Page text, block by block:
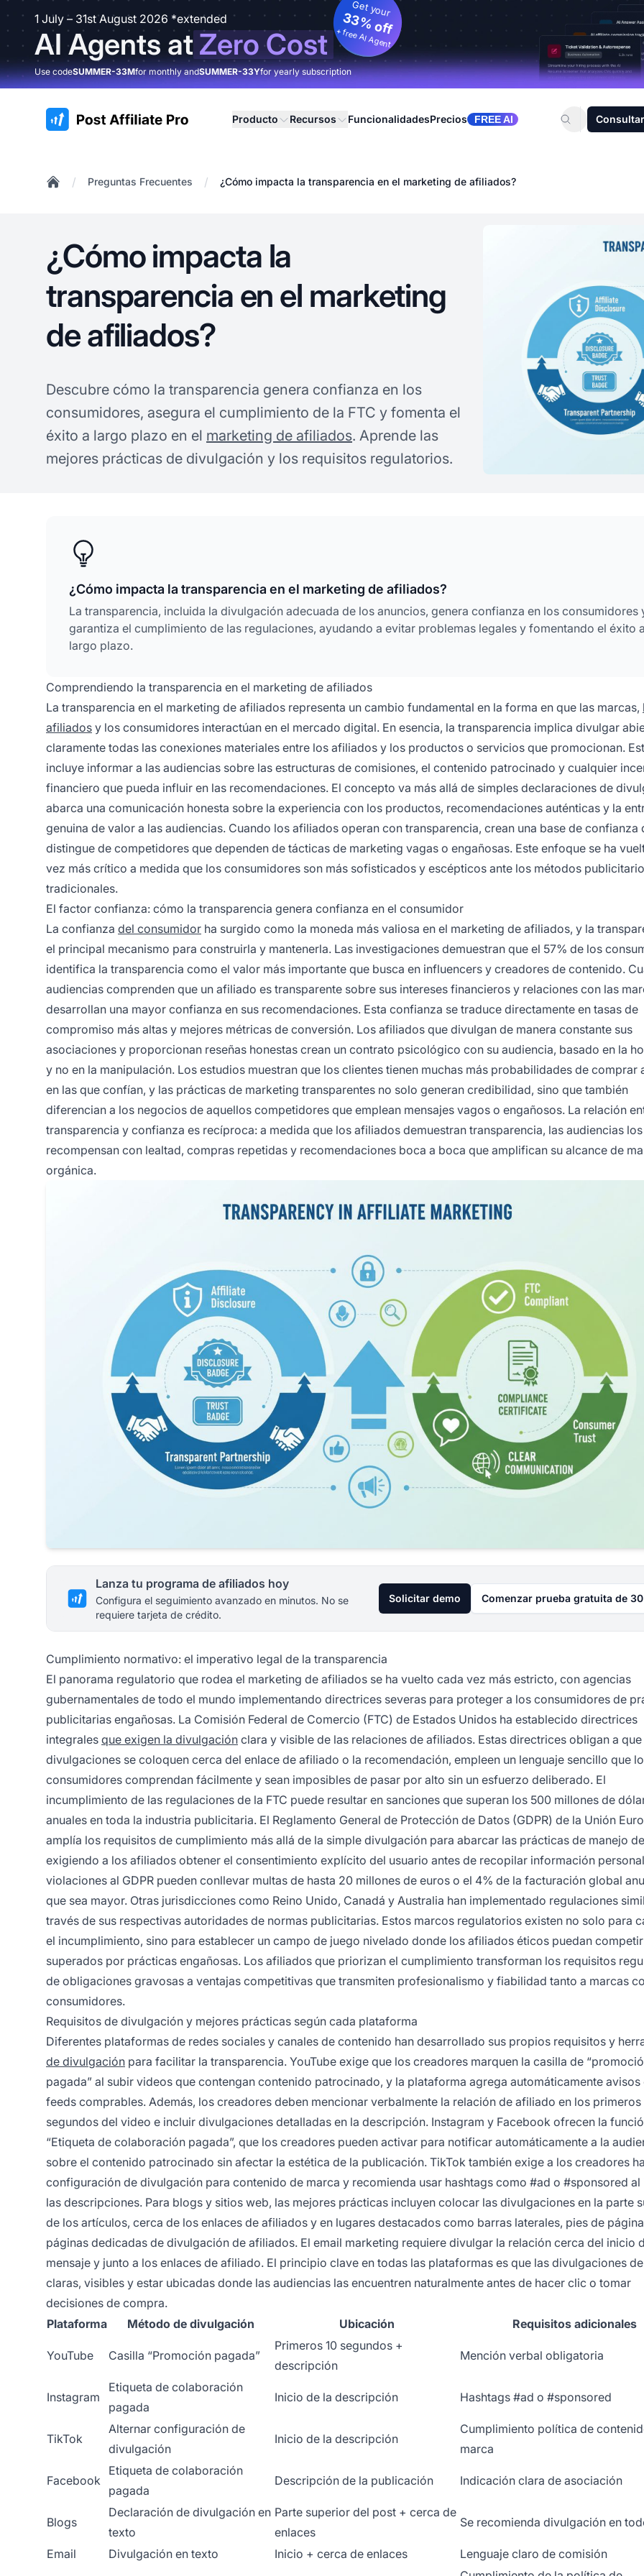
1 July – 31st August 2026 *extended
AI Agents atZero Cost
Get your
33% off
+ free AI Agent
Use codeSUMMER-33Mfor monthly andSUMMER-33Yfor yearly subscription
:site.title Producto Recursos FuncionalidadesPrecios FREE AI
/ Preguntas Frecuentes / ¿Cómo impacta la transparencia en el marketing de afiliados?
¿Cómo impacta la
transparencia en el marketing
de afiliados?
Descubre cómo la transparencia genera confianza en los
consumidores, asegura el cumplimiento de la FTC y fomenta el
éxito a largo plazo en el marketing de afiliados. Aprende las
mejores prácticas de divulgación y los requisitos regulatorios.
¿Cómo impacta la transparencia en el marketing de afiliados?
La transparencia, incluida la divulgación adecuada de los anuncios, genera confianza en los consumidores
garantiza el cumplimiento de las regulaciones, ayudando a evitar problemas legales y fomentando el éxito
largo plazo.
Comprendiendo la transparencia en el marketing de afiliados
La transparencia en el marketing de afiliados representa un cambio fundamental en la forma en que las marcas,
afiliados y los consumidores interactúan en el mercado digital. En esencia, la transparencia implica divulgar
claramente todas las conexiones materiales entre los afiliados y los productos o servicios que promocionan.
incluye informar a las audiencias sobre las estructuras de comisiones, el contenido patrocinado y cualquier
financiero que pueda influir en las recomendaciones. El concepto va más allá de simples declaraciones de
abarca una comunicación honesta sobre la experiencia con los productos, recomendaciones auténticas y la
genuina de valor a las audiencias. Cuando los afiliados operan con transparencia, crean una base de confianza
distingue de competidores que dependen de tácticas de marketing vagas o engañosas. Este enfoque se ha
vez más crítico a medida que los consumidores son más sofisticados y escépticos ante los métodos
tradicionales.
El factor confianza: cómo la transparencia genera confianza en el consumidor
La confianza del consumidor ha surgido como la moneda más valiosa en el marketing de afiliados, y la
el principal mecanismo para construirla y mantenerla. Las investigaciones demuestran que el 57% de los
identifica la transparencia como el valor más importante que busca en influencers y creadores de contenido.
audiencias comprenden que un afiliado es transparente sobre sus intereses financieros y relaciones con las
desarrollan una mayor confianza en sus recomendaciones. Esta confianza se traduce directamente en tasas de
compromiso más altas y mejores métricas de conversión. Los afiliados que divulgan de manera constante sus
asociaciones y proporcionan reseñas honestas crean un contrato psicológico con su audiencia, basado en la
y no en la manipulación. Los estudios muestran que los clientes tienen muchas más probabilidades de comprar
en las que confían, y las prácticas de marketing transparentes no solo generan credibilidad, sino que también
diferencian a los negocios de aquellos competidores que emplean mensajes vagos o engañosos. La relación
transparencia y confianza es recíproca: a medida que los afiliados demuestran transparencia, las audiencias los
recompensan con lealtad, compras repetidas y recomendaciones boca a boca que amplifican su alcance de
orgánica.
Lanza tu programa de afiliados hoy
Configura el seguimiento avanzado en minutos. No se
requiere tarjeta de crédito.
Solicitar demo Comenzar prueba gratuita de
Cumplimiento normativo: el imperativo legal de la transparencia
El panorama regulatorio que rodea el marketing de afiliados se ha vuelto cada vez más estricto, con agencias
gubernamentales de todo el mundo implementando directrices severas para proteger a los consumidores de
publicitarias engañosas. La Comisión Federal de Comercio (FTC) de Estados Unidos ha establecido directrices
integrales que exigen la divulgación clara y visible de las relaciones de afiliados. Estas directrices obligan a que
divulgaciones se coloquen cerca del enlace de afiliado o la recomendación, empleen un lenguaje sencillo que
consumidores comprendan fácilmente y sean imposibles de pasar por alto sin un esfuerzo deliberado. El
incumplimiento de las regulaciones de la FTC puede resultar en sanciones que superan los 500 millones de
anuales en toda la industria publicitaria. El Reglamento General de Protección de Datos (GDPR) de la Unión
amplía los requisitos de cumplimiento más allá de la simple divulgación para abarcar las prácticas de manejo
exigiendo a los afiliados obtener el consentimiento explícito del usuario antes de recopilar información
violaciones al GDPR pueden conllevar multas de hasta 20 millones de euros o el 4% de la facturación global
que sea mayor. Otras jurisdicciones como Reino Unido, Canadá y Australia han implementado regulaciones
través de sus respectivas autoridades de normas publicitarias. Estos marcos regulatorios existen no solo para
el incumplimiento, sino para establecer un campo de juego nivelado donde los afiliados éticos puedan
superados por prácticas engañosas. Los afiliados que priorizan el cumplimiento transforman los requisitos
de obligaciones gravosas a ventajas competitivas que transmiten profesionalismo y fiabilidad tanto a marcas
consumidores.
Requisitos de divulgación y mejores prácticas según cada plataforma
Diferentes plataformas de redes sociales y canales de contenido han desarrollado sus propios requisitos y
de divulgación para facilitar la transparencia. YouTube exige que los creadores marquen la casilla de
pagada” al subir videos que contengan contenido patrocinado, y la plataforma agrega automáticamente avisos
feeds comprables. Además, los creadores deben mencionar verbalmente la relación de afiliado en los primeros
segundos del video e incluir divulgaciones detalladas en la descripción. Instagram y Facebook ofrecen la
“Etiqueta de colaboración pagada”, que los creadores pueden activar para notificar automáticamente a la
sobre el contenido patrocinado sin afectar la estética de la publicación. TikTok también exige a los creadores
configuración de divulgación para contenido de marca y recomienda usar hashtags como #ad o #sponsored al
las descripciones. Para blogs y sitios web, las mejores prácticas incluyen colocar las divulgaciones en la parte
de los artículos, cerca de los enlaces de afiliados y en lugares destacados como barras laterales, pies de
páginas dedicadas de divulgación de afiliados. El email marketing requiere divulgar la relación cerca del inicio
mensaje y junto a los enlaces de afiliado. El principio clave en todas las plataformas es que las divulgaciones
claras, visibles y estar ubicadas donde las audiencias las encuentren naturalmente antes de hacer clic o tomar
decisiones de compra.
Plataforma
Método de divulgación Ubicación Requisitos adicionales
YouTube Casilla “Promoción pagada”
Primeros 10 segundos +
descripción
Mención verbal obligatoria
Instagram
Etiqueta de colaboración
pagada
Inicio de la descripción Hashtags #ad o #sponsored
TikTok
Alternar configuración de
divulgación
Inicio de la descripción
Cumplimiento política de
marca
Facebook
Etiqueta de colaboración
pagada
Descripción de la publicación Indicación clara de asociación
Blogs
Declaración de divulgación en
texto
Parte superior del post + cerca de
enlaces
Se recomienda divulgación en
Email Divulgación en texto Inicio + cerca de enlaces
Lenguaje claro de comisión